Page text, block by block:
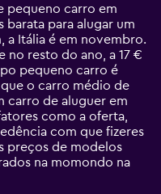
pequeno carro em
barata para alugar um
a Itália é em novembro.
no resto do ano, a 17 €
pequeno carro é
o carro médio de
carro de aluguer em
como a oferta,
com que fizeres
preços de modelos
na momondo na